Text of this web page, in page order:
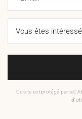
Ce site est protégé par